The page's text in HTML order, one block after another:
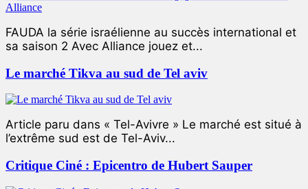
FAUDA la série israélienne au succès international et
sa saison 2 Avec Alliance jouez et...
Le marché Tikva au sud de Tel aviv
Article paru dans « Tel-Avivre » Le marché est situé à
l’extrême sud est de Tel-Aviv...
Critique Ciné : Epicentro de Hubert Sauper